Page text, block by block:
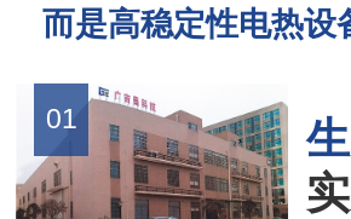
而是高稳定性电热设
01